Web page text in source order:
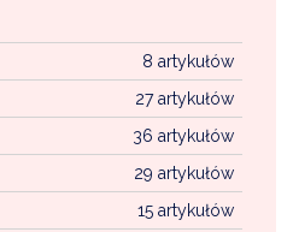
8 artykułów
27 artykułów
36 artykułów
29 artykułów
15 artykułów